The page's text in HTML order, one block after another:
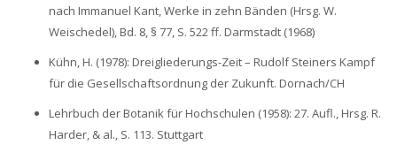
nach Immanuel Kant, Werke in zehn Bänden (Hrsg. W.
Weischedel), Bd. 8, § 77, S. 522 ff. Darmstadt (1968)
Kühn, H. (1978): Dreigliederungs-Zeit – Rudolf Steiners Kampf
für die Gesellschaftsordnung der Zukunft. Dornach/CH
Lehrbuch der Botanik für Hochschulen (1958): 27. Aufl., Hrsg. R.
Harder, & al., S. 113. Stuttgart